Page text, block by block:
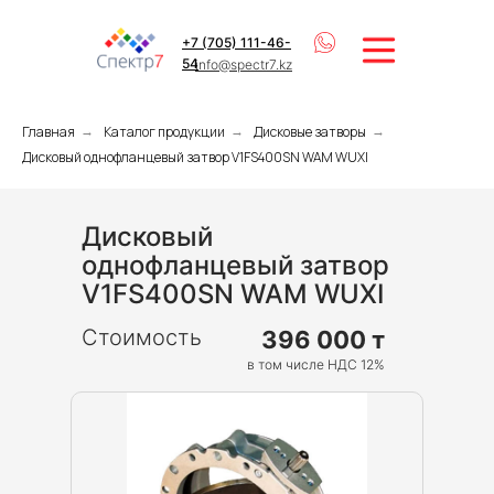
info@spectr7.kz
+7 (705) 111-46-
54
Главная → Каталог продукции → Дисковые затворы →
Дисковый однофланцевый затвор V1FS400SN WAM WUXI
Дисковый
однофланцевый затвор
V1FS400SN WAM WUXI
в том числе НДС 12%
396 000 т
Стоимость